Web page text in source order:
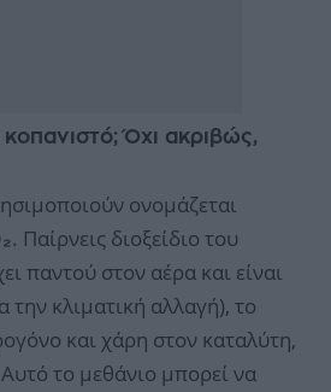
Όχι ακριβώς,
ονομάζεται
. Παίρνεις διοξείδιο του
παντού στον αέρα και είναι
την κλιματική αλλαγή), το
και χάρη στον καταλύτη,
το μεθάνιο μπορεί να